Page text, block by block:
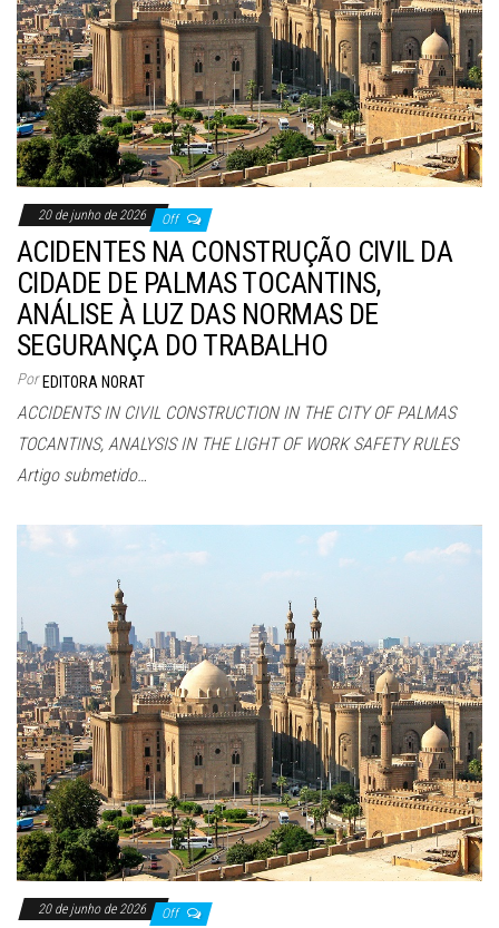
20 de junho de 2026 Off
ACIDENTES NA CONSTRUÇÃO CIVIL DA
CIDADE DE PALMAS TOCANTINS,
ANÁLISE À LUZ DAS NORMAS DE
SEGURANÇA DO TRABALHO
Por EDITORA NORAT
ACCIDENTS IN CIVIL CONSTRUCTION IN THE CITY OF PALMAS
TOCANTINS, ANALYSIS IN THE LIGHT OF WORK SAFETY RULES
Artigo submetido…
20 de junho de 2026 Off